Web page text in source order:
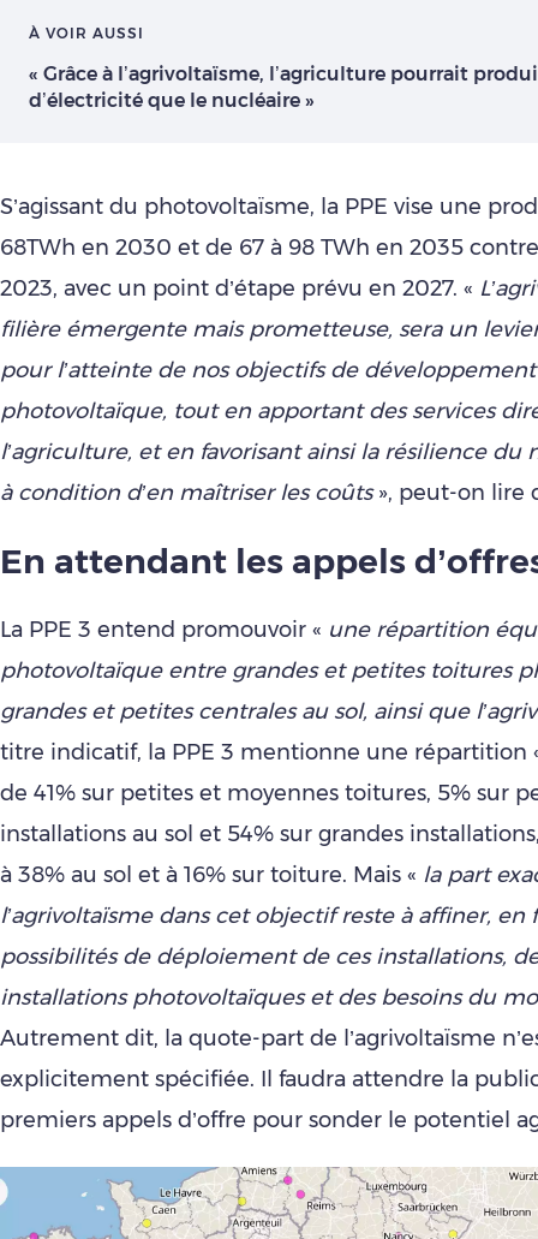
À VOIR AUSSI
« Grâce à l’agrivoltaïsme, l’agriculture pourrait
d’électricité que le nucléaire »
S’agissant du photovoltaïsme, la PPE vise une
68TWh en 2030 et de 67 à 98 TWh en 2035
2023, avec un point d’étape prévu en 2027. «
filière émergente mais prometteuse, sera un
pour l’atteinte de nos objectifs de
photovoltaïque, tout en apportant des services
l’agriculture, et en favorisant ainsi la résilience du
à condition d’en maîtriser les coûts», peut-on lire
En attendant les appels
La PPE 3 entend promouvoir « une répartition
photovoltaïque entre grandes et petites toitures
grandes et petites centrales au sol, ainsi que
titre indicatif, la PPE 3 mentionne une répartition
de 41% sur petites et moyennes toitures, 5% sur
installations au sol et 54% sur grandes
à 38% au sol et à 16% sur toiture. Mais « la part
l’agrivoltaïsme dans cet objectif reste à affiner, en
possibilités de déploiement de ces installations,
installations photovoltaïques et des besoins du
Autrement dit, la quote-part de l’agrivoltaïsme
explicitement spécifiée. Il faudra attendre la
premiers appels d’offre pour sonder le potentiel